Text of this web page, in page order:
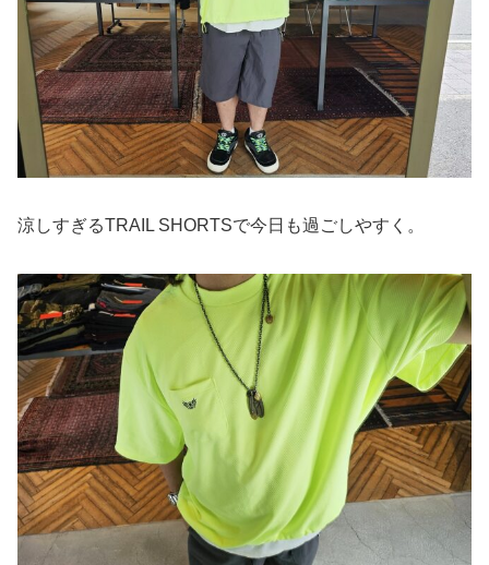
涼しすぎるTRAIL SHORTSで今日も過ごしやすく。